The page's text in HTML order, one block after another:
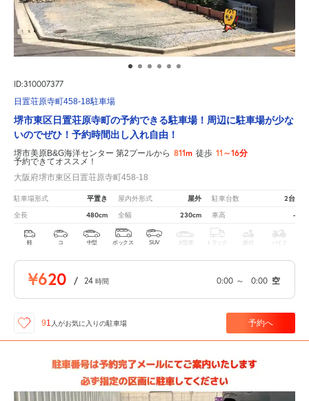
ID:310007377
日置荘原寺町458-18駐車場
堺市東区日置荘原寺町の予約できる駐車場！周辺に駐車場が少な
いのでぜひ！予約時間出し入れ自由！
堺市美原B&G海洋センター 第2プールから 811m 徒歩 11～16分
予約できてオススメ！
大阪府堺市東区日置荘原寺町458-18
駐車場形式 平置き 屋内外形式 屋外 駐車台数 2台
全長 480cm 全幅 230cm 車高 -
軽 コ 中型 ボックス SUV 大型車 トラック 原付 バイク
¥620 / 24 時間 0:00 ～ 0:00 空
91 人がお気に入りの駐車場 予約へ